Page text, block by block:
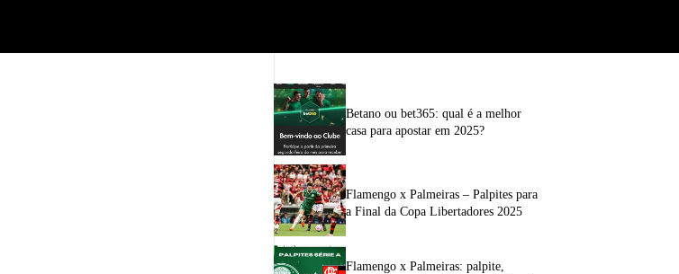
Betano ou bet365: qual é a melhor
casa para apostar em 2025?
Flamengo x Palmeiras – Palpites para
a Final da Copa Libertadores 2025
Flamengo x Palmeiras: palpite,